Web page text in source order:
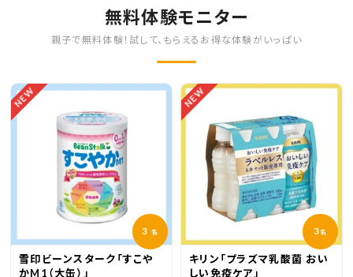
無料体験モニター
親子で無料体験！試して、もらえるお得な体験がいっぱい
NEW
3 名
雪印ビーンスターク「すこや
かM1（大缶）」
NEW
3名
キリン「プラズマ乳酸菌 おい
しい免疫ケア」